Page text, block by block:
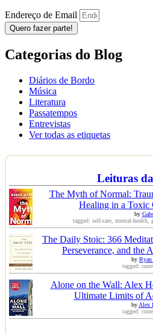
Endereço de Email
Quero fazer parte!
Categorias do Blog
Diários de Bordo
Música
Literatura
Passatempos
Entrevistas
Ver todas as etiquetas
Leituras
The Myth of Normal:
Healing in a Toxic
by
tagged: self-care, mental-health,
The Daily Stoic: 366
Perseverance, and the
by
tagged:
Alone on the Wall: Alex
Ultimate Limits of
byAlex
tagged: